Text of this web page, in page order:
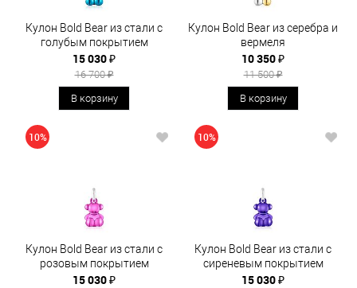
Кулон Bold Bear из стали с
голубым покрытием
15 030 ₽
16 700 ₽
В корзину
Кулон Bold Bear из серебра и
вермеля
10 350 ₽
11 500 ₽
В корзину
10%
Кулон Bold Bear из стали с
розовым покрытием
15 030 ₽
10%
Кулон Bold Bear из стали с
сиреневым покрытием
15 030 ₽